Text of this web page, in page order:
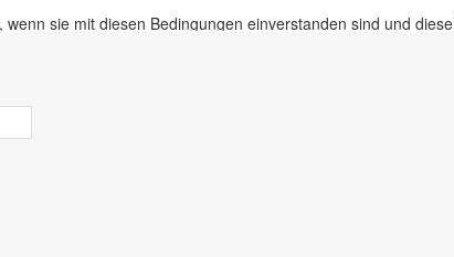
sie mit diesen Bedingungen einverstanden sind und
ist haben sie die Möglichkeit, Online-Vorgebebote